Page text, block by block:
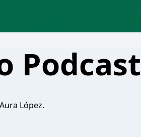
Podcast
López.